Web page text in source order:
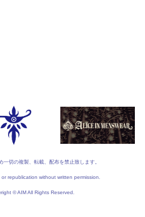
切の複製、転載、配布を禁止致します。
republication without written permission.
© AIM All Rights Reserved.